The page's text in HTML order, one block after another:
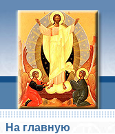
На главную